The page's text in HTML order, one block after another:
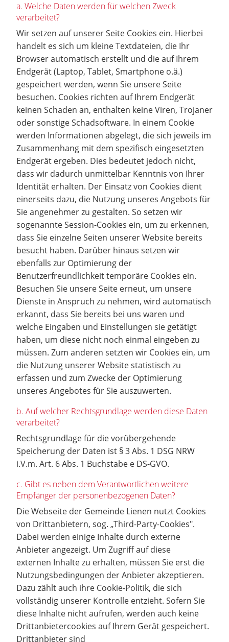
a. Welche Daten werden für welchen Zweck
verarbeitet?
Wir setzen auf unserer Seite Cookies ein. Hierbei
handelt es sich um kleine Textdateien, die Ihr
Browser automatisch erstellt und die auf Ihrem
Endgerät (Laptop, Tablet, Smartphone o.ä.)
gespeichert werden, wenn Sie unsere Seite
besuchen. Cookies richten auf Ihrem Endgerät
keinen Schaden an, enthalten keine Viren, Trojaner
oder sonstige Schadsoftware. In einem Cookie
werden Informationen abgelegt, die sich jeweils im
Zusammenhang mit dem spezifisch eingesetzten
Endgerät ergeben. Dies bedeutet jedoch nicht,
dass wir dadurch unmittelbar Kenntnis von Ihrer
Identität erhalten. Der Einsatz von Cookies dient
einerseits dazu, die Nutzung unseres Angebots für
Sie angenehmer zu gestalten. So setzen wir
sogenannte Session-Cookies ein, um zu erkennen,
dass Sie einzelne Seiten unserer Website bereits
besucht haben. Darüber hinaus setzen wir
ebenfalls zur Optimierung der
Benutzerfreundlichkeit temporäre Cookies ein.
Besuchen Sie unsere Seite erneut, um unsere
Dienste in Anspruch zu nehmen, wird automatisch
erkannt, dass Sie bereits bei uns waren und
welche Eingaben und Einstellungen sie getätigt
haben, um diese nicht noch einmal eingeben zu
müssen. Zum anderen setzten wir Cookies ein, um
die Nutzung unserer Website statistisch zu
erfassen und zum Zwecke der Optimierung
unseres Angebotes für Sie auszuwerten.
b. Auf welcher Rechtsgrundlage werden diese Daten
verarbeitet?
Rechtsgrundlage für die vorübergehende
Speicherung der Daten ist § 3 Abs. 1 DSG NRW
i.V.m. Art. 6 Abs. 1 Buchstabe e DS-GVO.
c. Gibt es neben dem Verantwortlichen weitere
Empfänger der personenbezogenen Daten?
Die Webseite der Gemeinde Lienen nutzt Cookies
von Drittanbietern, sog. „Third-Party-Cookies".
Dabei werden einige Inhalte durch externe
Anbieter angezeigt. Um Zugriff auf diese
externen Inhalte zu erhalten, müssen Sie erst die
Nutzungsbedingungen der Anbieter akzeptieren.
Dazu zählt auch ihre Cookie-Politik, die sich
vollständig unserer Kontrolle entzieht. Sofern Sie
diese Inhalte nicht aufrufen, werden auch keine
Drittanbietercookies auf Ihrem Gerät gespeichert.
Drittanbieter sind